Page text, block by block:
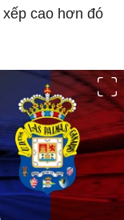
xếp cao hơn đó